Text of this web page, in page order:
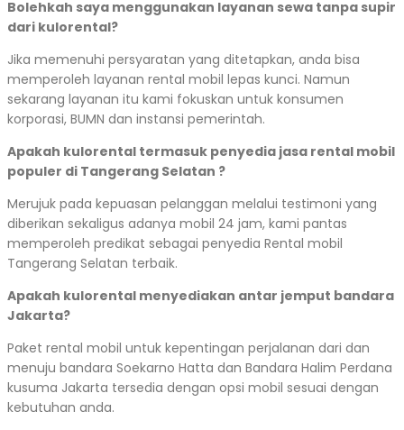
Bolehkah saya menggunakan layanan sewa tanpa supir
dari kulorental?
Jika memenuhi persyaratan yang ditetapkan, anda bisa
memperoleh layanan rental mobil lepas kunci. Namun
sekarang layanan itu kami fokuskan untuk konsumen
korporasi, BUMN dan instansi pemerintah.
Apakah kulorental termasuk penyedia jasa rental mobil
populer di Tangerang Selatan ?
Merujuk pada kepuasan pelanggan melalui testimoni yang
diberikan sekaligus adanya mobil 24 jam, kami pantas
memperoleh predikat sebagai penyedia Rental mobil
Tangerang Selatan terbaik.
Apakah kulorental menyediakan antar jemput bandara
Jakarta?
Paket rental mobil untuk kepentingan perjalanan dari dan
menuju bandara Soekarno Hatta dan Bandara Halim Perdana
kusuma Jakarta tersedia dengan opsi mobil sesuai dengan
kebutuhan anda.